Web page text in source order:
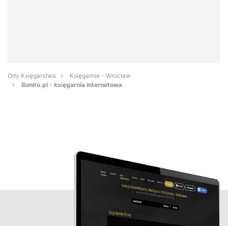
Orły Księgarstwa
Księgarnie - Wrocław
Bonito.pl - księgarnia internetowa